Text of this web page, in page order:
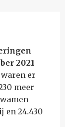
2021
er
meer
en 24.430